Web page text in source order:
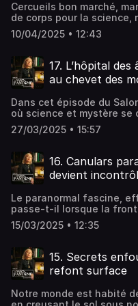
audiomeans.fr/
d'informations.
Cercueils bon marché,
de corps pour la science,
cadavres… Cet épisode
traditions les plus
aujourd'hui.Écriture et
Lakdar.Réalisation par
Effects ©
Audiomeans. Visitez
confidentialite pour plus
10/04/2025 • 12:43
17. L’hôpital
au chevet des
Dans cet épisode du
où science et mystère se
expériences de mort
des mourants, lucidité
aux soins modernes, les
l’invisible s’effacent peu
enfin à l’idée de l’après-
Sound Effects ©
DaillerLe Salon Fantôme
par Audiomeans. Visitez
confidentialite pour plus
27/03/2025 • 15:57
16. Canulars
devient
Le paranormal fascine,
passe-t-il lorsque la
s’efface, entraînant des
épisode explore deux
britannique de 1992 qui,
paranormale en direct, a
téléspectateurs dans la
traque d’un prétendu
15/03/2025 • 12:35
15. Secrets
refont surface
Notre monde est habité